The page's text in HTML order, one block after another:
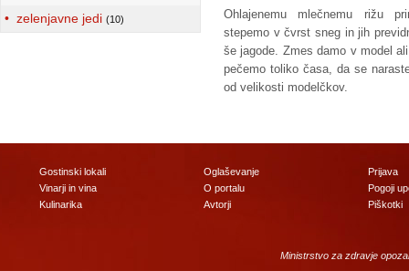
• zelenjavne jedi (10)
Ohlajenemu mlečnemu rižu
stepemo v čvrst sneg in jih
še jagode. Zmes damo v model
pečemo toliko časa, da se
od velikosti modelčkov.
Gostinski lokali
Vinarji in vina
Kulinarika
Oglaševanje
O portalu
Avtorji
Prijava
Pogoji
Piškotki
Ministrstvo za zdravje